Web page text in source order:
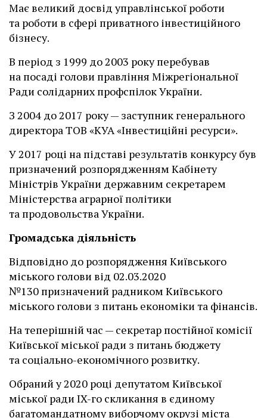
Має великий досвід управлінської роботи
та роботи в сфері приватного інвестиційного
бізнесу.
В період з 1999 до 2003 року перебував
на посаді голови правління Міжрегіональної
Ради солідарних профспілок України.
З 2004 до 2017 року — заступник генерального
директора ТОВ «КУА «Інвестиційні ресурси».
У 2017 році на підставі результатів конкурсу був
призначений розпорядженням Кабінету
Міністрів України державним секретарем
Міністерства аграрної політики
та продовольства України.
Громадська діяльність
Відповідно до розпорядження Київського
міського голови від 02.03.2020
№130 призначений радником Київського
міського голови з питань економіки та фінансів.
На теперішній час — секретар постійної комісії
Київської міської ради з питань бюджету
та соціально-економічного розвитку.
Обраний у 2020 році депутатом Київської
міської ради IX-го скликання в єдиному
багатомандатному виборчому окрузі міста